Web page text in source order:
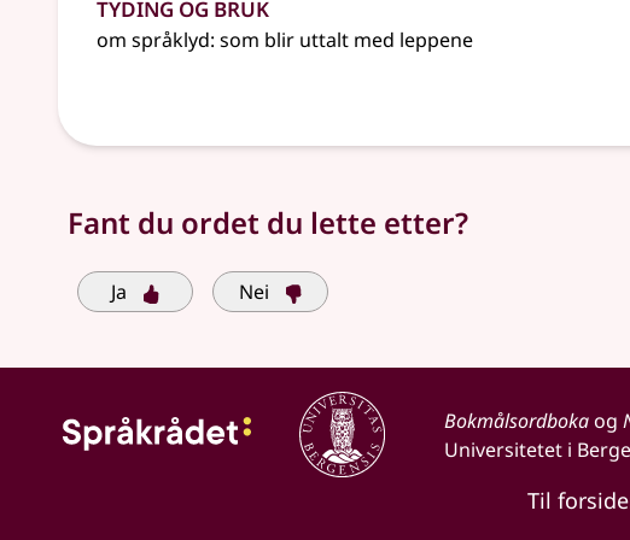
om språklyd: som blir uttalt med leppene
Fant du ordet du lette etter?
Ja Nei
Bokmålsordbokaog
Universitetet i
Til